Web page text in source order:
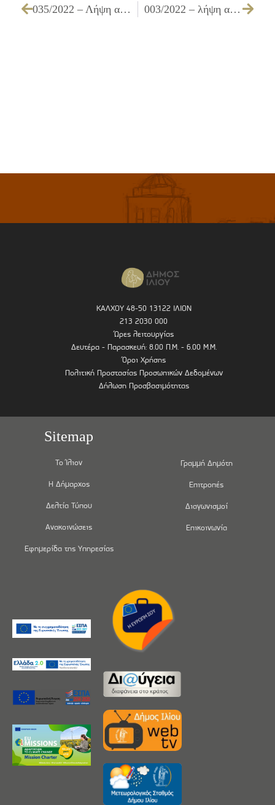
035/2022 – Λήψη απόφασης επιβολής προστίμου στον Οργανισμό Κοινής Ωφέλειας ΕΥΔΑΠ (άρθρο 26 του Κανονισμού Προστασίας του Περιβάλλοντος) 003/2022 – λήψη απόφαση για την απόρριψη της υπ’ αριθμ. 74732/13.10.2021 αίτησης του Ιερού Ναού Ευαγγελισμού της Θεοτόκου Ιλίου, σχετικά με τροποποίηση ρυμοτομικού σχεδίου στο Ο.Τ. 137 σύμφωνα με τις διατάξεις του άρθρου 88 του Ν. 4759/2020 για το ακίνητο με ΚΑΕΚ 050574219001
ΚΑΛΧΟΥ 48-50 13122 ΙΛΙΟΝ
213 2030 000
Ώρες λειτουργίας
Δευτέρα - Παρασκευή: 8.00 Π.Μ. - 6.00 Μ.Μ.
Όροι Χρήσης
Πολιτική Προστασίας Προσωπικών Δεδομένων
Δήλωση Προσβασιμότητας
Sitemap
Το Ίλιον
Η Δήμαρχος
Δελτία Τύπου
Ανακοινώσεις
Εφημερίδα της Υπηρεσίας
Γραμμή Δημότη
Επιτροπές
Διαγωνισμοί
Επικοινωνία